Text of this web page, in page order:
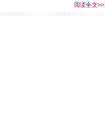
阅读全文>>